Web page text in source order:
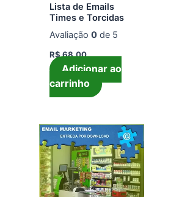
Lista de Emails
Times e Torcidas
Avaliação0 de 5
R$68,00
Adicionar ao
carrinho